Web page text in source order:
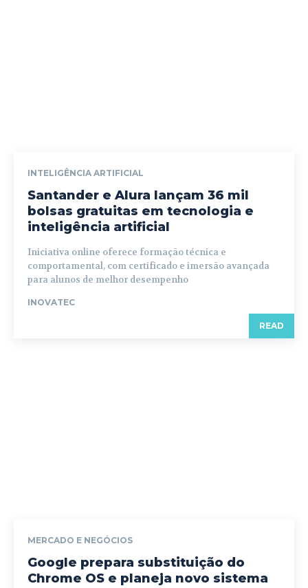
INTELIGÊNCIA ARTIFICIAL
Santander e Alura lançam 36 mil
bolsas gratuitas em tecnologia e
inteligência artificial
Iniciativa online oferece formação técnica e
comportamental, com certificado e imersão avançada
para alunos de melhor desempenho
INOVATEC
READ
MERCADO E NEGÓCIOS
Google prepara substituição do
Chrome OS e planeja novo sistema